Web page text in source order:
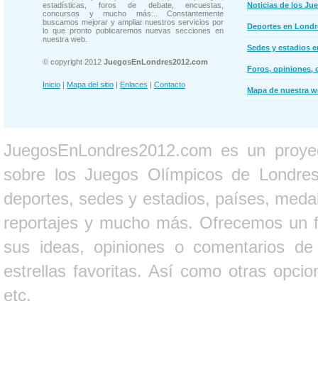
estadísticas, foros de debate, encuestas,
concursos y mucho más... Constantemente
buscamos mejorar y ampliar nuestros servicios por
lo que pronto publicaremos nuevas secciones en
nuestra web.
© copyright 2012 JuegosEnLondres2012.com
Inicio | Mapa del sitio | Enlaces | Contacto
Noticias de los
Deportes en
Sedes y estadios
Foros, opiniones,
Mapa de nuestra
JuegosEnLondres2012.com es un
sobre los Juegos Olímpicos de
deportes, sedes y estadios, países,
reportajes y mucho más. Ofrecemos un
sus ideas, opiniones o comentarios
estrellas favoritas. Así como otras
etc.